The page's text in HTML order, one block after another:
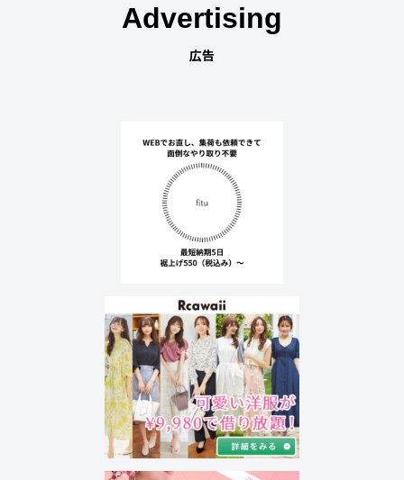
Advertising
広告